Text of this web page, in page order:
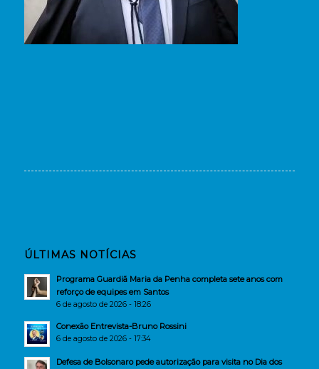
ÚLTIMAS NOTÍCIAS
Programa Guardiã Maria da Penha completa sete anos com
reforço de equipes em Santos
6 de agosto de 2026 - 18:26
Conexão Entrevista-Bruno Rossini
6 de agosto de 2026 - 17:34
Defesa de Bolsonaro pede autorização para visita no Dia dos